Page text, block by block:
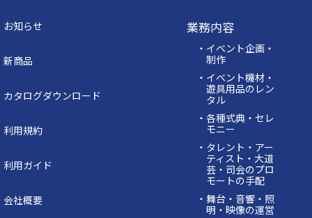
お知らせ
新商品
カタログダウンロード
利用規約
利用ガイド
会社概要
業務内容
・イベント企画・
制作
・イベント機材・
遊具用品のレン
タル
・各種式典・セレ
モニー
・タレント・アー
ティスト・大道
芸・司会のプロ
モートの手配
・舞台・音響・照
明・映像の運営